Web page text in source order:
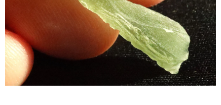
NALEZIŠTĚ
NÁŠ PŘÍBĚH
VIDEOGALERIE